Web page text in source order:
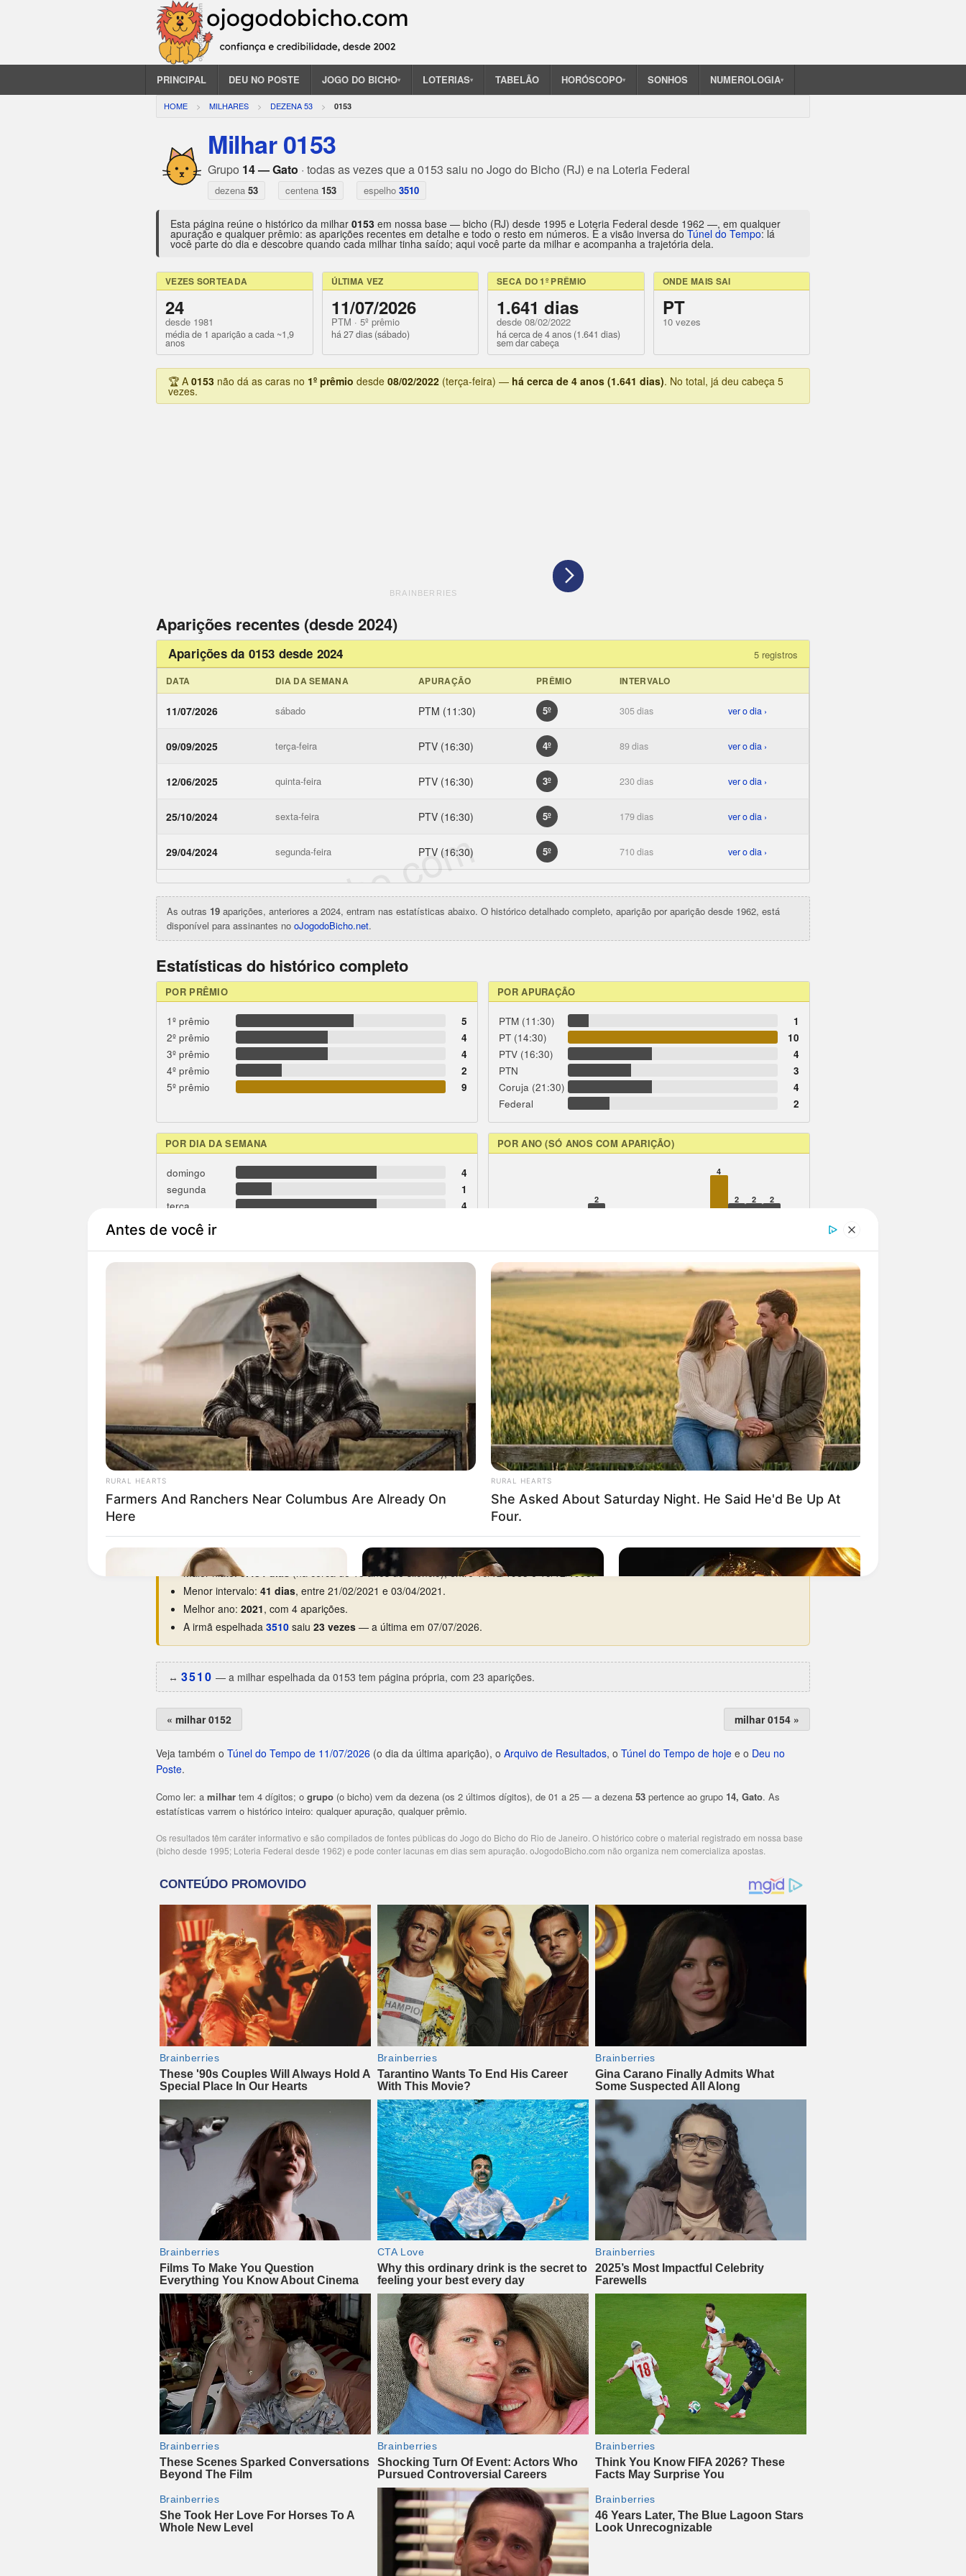
PRINCIPAL DEU NO POSTE JOGO DO BICHO▾ LOTERIAS▾ TABELÃO HORÓSCOPO▾ SONHOS NUMEROLOGIA▾
HOME MILHARES DEZENA 53 0153
Milhar 0153
Grupo 14 — Gato · todas as vezes que a 0153 saiu no Jogo do Bicho (RJ) e na Loteria Federal
dezena 53 centena 153 espelho 3510
Esta página reúne o histórico da milhar 0153 em nossa base — bicho (RJ) desde 1995 e Loteria Federal desde 1962 —, em qualquer
apuração e qualquer prêmio: as aparições recentes em detalhe e todo o resto em números. É a visão inversa do Túnel do Tempo: lá
você parte do dia e descobre quando cada milhar tinha saído; aqui você parte da milhar e acompanha a trajetória dela.
VEZES SORTEADA
24
desde 1981
média de 1 aparição a cada ~1,9
anos
ÚLTIMA VEZ
11/07/2026
PTM · 5º prêmio
há 27 dias (sábado)
SECA DO 1º PRÊMIO
1.641 dias
desde 08/02/2022
há cerca de 4 anos (1.641 dias)
sem dar cabeça
ONDE MAIS SAI
PT
10 vezes
🏆 A 0153 não dá as caras no 1º prêmio desde 08/02/2022 (terça-feira) — há cerca de 4 anos (1.641 dias). No total, já deu cabeça 5
vezes.
Aparições recentes (desde 2024)
Aparições da 0153 desde 2024 5 registros
DATA DIA DA SEMANA APURAÇÃO PRÊMIO INTERVALO
11/07/2026 sábado PTM (11:30) 5º 305 dias ver o dia ›
09/09/2025 terça-feira PTV (16:30) 4º 89 dias ver o dia ›
12/06/2025 quinta-feira PTV (16:30) 3º 230 dias ver o dia ›
25/10/2024 sexta-feira PTV (16:30) 5º 179 dias ver o dia ›
29/04/2024 segunda-feira PTV (16:30) 5º 710 dias ver o dia ›
ojogodobicho.com
As outras 19 aparições, anteriores a 2024, entram nas estatísticas abaixo. O histórico detalhado completo, aparição por aparição desde 1962, está
disponível para assinantes no oJogodoBicho.net.
Estatísticas do histórico completo
POR PRÊMIO
1º prêmio
5
2º prêmio
4
3º prêmio
4
4º prêmio
2
5º prêmio
9
POR APURAÇÃO
PTM (11:30)
1
PT (14:30)
10
PTV (16:30)
4
PTN
3
Coruja (21:30)
4
Federal
2
POR DIA DA SEMANA
domingo
4
segunda
1
terça
4
quinta
sexta
2
POR ANO (SÓ ANOS COM APARIÇÃO)
2
4
2 2
2
O dia da semana preferido ésábado, com 6 aparições em 24.
Estreou na base em
(Federal, 2º prêmio).
Maior hiato:5.484 dias(há cerca de 15 anos de silêncio), entre 10/12/1983 e 15/12/1998.
Menor intervalo: 41 dias, entre 21/02/2021 e 03/04/2021.
Melhor ano: 2021, com 4 aparições.
A irmã espelhada 3510 saiu 23 vezes — a última em 07/07/2026.
↔️ 3510 — a milhar espelhada da 0153 tem página própria, com 23 aparições.
« milhar 0152 milhar 0154 »
Veja também o Túnel do Tempo de 11/07/2026 (o dia da última aparição), o Arquivo de Resultados, o Túnel do Tempo de hoje e o Deu no
Poste.
Como ler: a milhar tem 4 dígitos; o grupo (o bicho) vem da dezena (os 2 últimos dígitos), de 01 a 25 — a dezena 53 pertence ao grupo 14, Gato. As
estatísticas varrem o histórico inteiro: qualquer apuração, qualquer prêmio.
Os resultados têm caráter informativo e são compilados de fontes públicas do Jogo do Bicho do Rio de Janeiro. O histórico cobre o material registrado em nossa base
(bicho desde 1995; Loteria Federal desde 1962) e pode conter lacunas em dias sem apuração. oJogodoBicho.com não organiza nem comercializa apostas.
Publicidade